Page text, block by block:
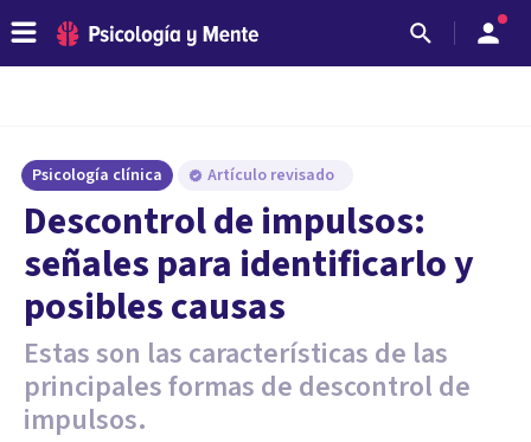
Psicología clínica Artículo revisado
Descontrol de impulsos:
señales para identificarlo y
posibles causas
Estas son las características de las
principales formas de descontrol de
impulsos.